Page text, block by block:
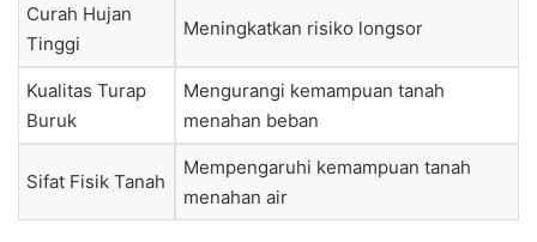
Curah Hujan
Tinggi
Meningkatkan risiko longsor
Kualitas Turap
Buruk
Mengurangi kemampuan tanah
menahan beban
Sifat Fisik Tanah
Mempengaruhi kemampuan tanah
menahan air